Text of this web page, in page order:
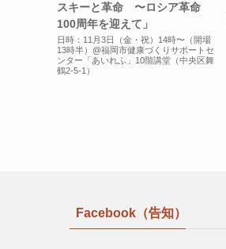
スキーと革命 〜ロシア革命
100周年を迎えて」
日時：11月3日（金・祝）14時〜（開場
13時半）@福岡市健康づくりサポートセ
ンター「あいれふ」10階講堂（中央区舞
鶴2-5-1）
Facebook（告知）